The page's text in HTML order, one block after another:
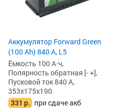
Аккумулятор Forward Green
(100 Ah) 840 А, L5
Ёмкость 100 А·ч,
Полярность обратная [- +],
Пусковой ток 840 А,
353x175x190
331 р. при сдаче акб